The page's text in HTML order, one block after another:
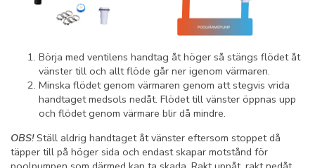
Börja med ventilens handtag åt höger så stängs flödet åt
vänster till och allt flöde går ner igenom värmaren.
Minska flödet genom värmaren genom att stegvis vrida
handtaget medsols nedåt. Flödet till vänster öppnas upp
och flödet genom värmare blir då mindre.
OBS!Ställ aldrig handtaget åt vänster eftersom stoppet då
täpper till på höger sida och endast skapar motstånd för